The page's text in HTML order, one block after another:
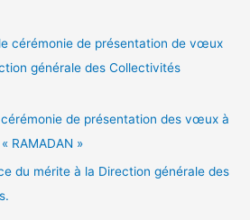
cérémonie de présentation de vœux
générale des Collectivités
de présentation des vœux à
RAMADAN »
du mérite à la Direction générale des